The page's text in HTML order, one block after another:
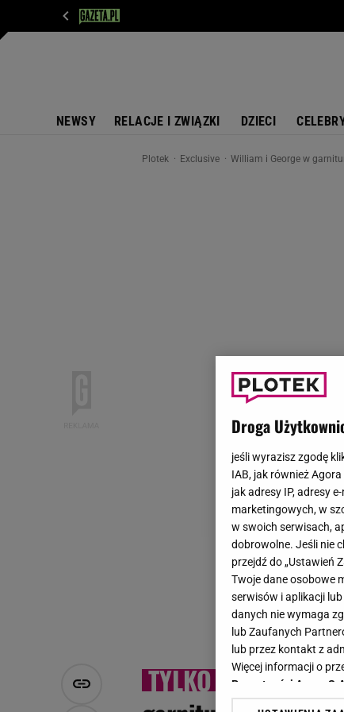
NEWSY RELACJE I ZWIĄZKI DZIECI
Plotek Exclusive William i George w
Droga
jeśli wyrazisz zgodę
IAB, jak również
jak adresy IP, adresy
marketingowych, w
w swoich serwisach,
dobrowolne. Jeśli nie
przejdź do „Ustawień
Twoje dane osobowe
serwisów i aplikacji
danych nie wymaga
lub Zaufanych
lub przez kontakt z
Więcej informacji o
Prywatności Agora S.A.